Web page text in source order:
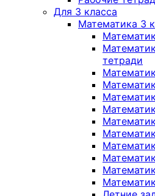
Для 3 класса
Математика 3
тетради